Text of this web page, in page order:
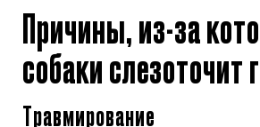
Причины, из-за
собаки слезоточит
Травмирование